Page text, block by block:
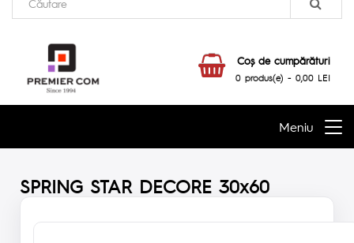
Coş de cumpărături
0 produs(e) - 0,00 LEI
Meniu
SPRING STAR DECORE 30x60